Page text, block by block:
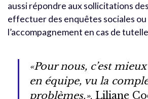
aussi répondre aux sollicitations
effectuer des enquêtes sociales ou
l’accompagnement en cas de
«Pour nous, c’est
en équipe, vu la
problèmes.», Liliane